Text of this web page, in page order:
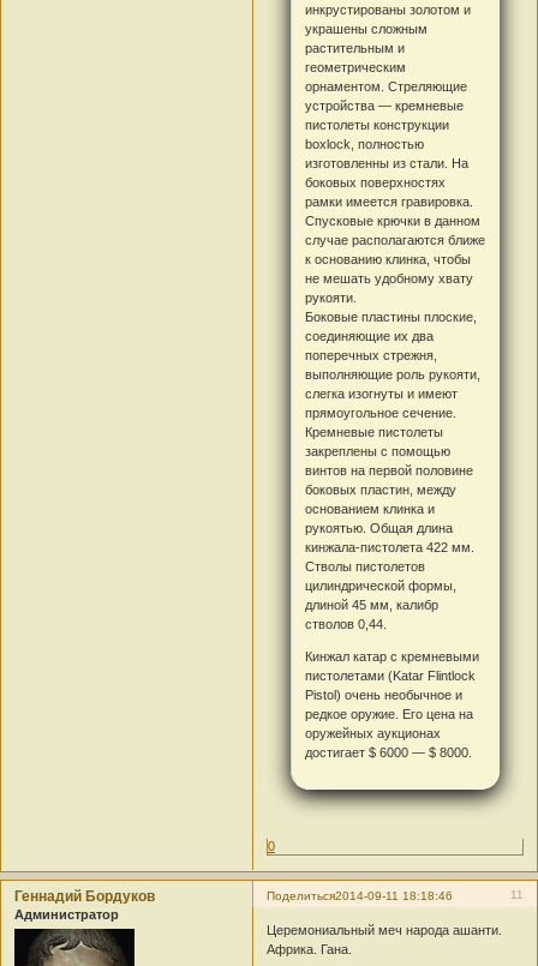
инкрустированы золотом и
украшены сложным
растительным и
геометрическим
орнаментом. Стреляющие
устройства — кремневые
пистолеты конструкции
boxlock, полностью
изготовленны из стали. На
боковых поверхностях
рамки имеется гравировка.
Спусковые крючки в данном
случае располагаются ближе
к основанию клинка, чтобы
не мешать удобному хвату
рукояти.
Боковые пластины плоские,
соединяющие их два
поперечных стрежня,
выполняющие роль рукояти,
слегка изогнуты и имеют
прямоугольное сечение.
Кремневые пистолеты
закреплены с помощью
винтов на первой половине
боковых пластин, между
основанием клинка и
рукоятью. Общая длина
кинжала-пистолета 422 мм.
Стволы пистолетов
цилиндрической формы,
длиной 45 мм, калибр
стволов 0,44.
Кинжал катар с кремневыми
пистолетами (Katar Flintlock
Pistol) очень необычное и
редкое оружие. Его цена на
оружейных аукционах
достигает $ 6000 — $ 8000.
0
Поделиться 11
2014-09-11 18:18:46
Геннадий Бордуков
Администратор
Церемониальный меч народа ашанти.
Африка. Гана.